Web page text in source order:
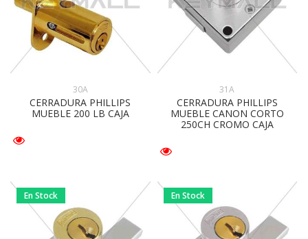
30A
CERRADURA PHILLIPS
MUEBLE 200 LB CAJA
31A
CERRADURA PHILLIPS
MUEBLE CANON CORTO
250CH CROMO CAJA
En Stock En Stock